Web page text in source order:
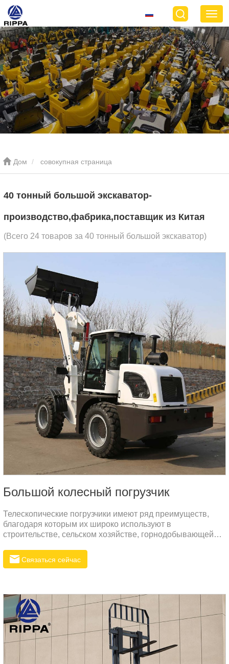
Дом совокупная страница
40 тонный большой экскаватор-
производство,фабрика,поставщик из Китая
(Всего 24 товаров за 40 тонный большой экскаватор)
Большой колесный погрузчик
Телескопические погрузчики имеют ряд преимуществ,
благодаря которым их широко используют в
строительстве, сельском хозяйстве, горнодобывающей
основных преимуществ:Простота в управлении:
Современные телескопические погрузчики оборудованы
оператора.
Связаться сейчас